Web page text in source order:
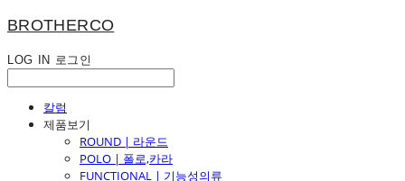
BROTHERCO
LOG IN 로그인
칼럼
제품보기
ROUND | 라운드
POLO | 폴로,카라
FUNCTIONAL | 기능성의류